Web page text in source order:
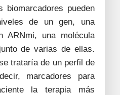
biomarcadores pueden
de un gen, una
ARNmi, una molécula
de varias de ellas.
trataría de un perfil de
marcadores para
la terapia más